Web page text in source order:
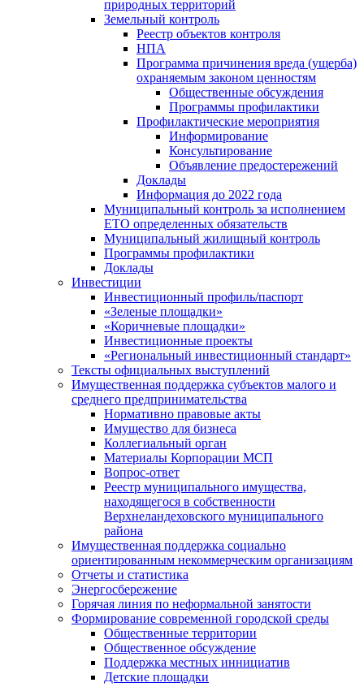
природных территорий
Земельный контроль
Реестр объектов контроля
НПА
Программа причинения вреда (ущерба)
охраняемым законом ценностям
Общественные обсуждения
Программы профилактики
Профилактические мероприятия
Информирование
Консультирование
Объявление предостережений
Доклады
Информация до 2022 года
Муниципальный контроль за исполнением
ЕТО определенных обязательств
Муниципальный жилищный контроль
Программы профилактики
Доклады
Инвестиции
Инвестиционный профиль/паспорт
«Зеленые площадки»
«Коричневые площадки»
Инвестиционные проекты
«Региональный инвестиционный стандарт»
Тексты официальных выступлений
Имущественная поддержка субъектов малого и
среднего предпринимательства
Нормативно правовые акты
Имущество для бизнеса
Коллегиальный орган
Материалы Корпорации МСП
Вопрос-ответ
Реестр муниципального имущества,
находящегося в собственности
Верхнеландеховского муниципального
района
Имущественная поддержка социально
ориентированным некоммерческим организациям
Отчеты и статистика
Энергосбережение
Горячая линия по неформальной занятости
Формирование современной городской среды
Общественные территории
Общественное обсуждение
Поддержка местных иннициатив
Детские площадки